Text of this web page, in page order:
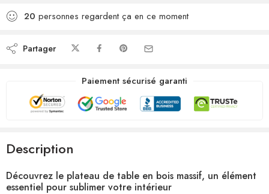
20 personnes regardent ça en ce moment
Partager
Paiement sécurisé garanti
Description
Découvrez le plateau de table en bois massif, un élément
essentiel pour sublimer votre intérieur